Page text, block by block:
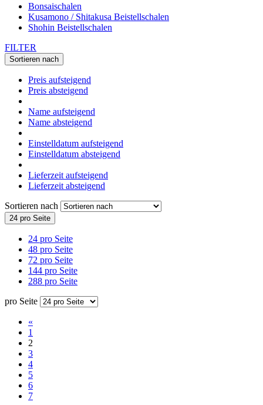
Bonsaischalen
Kusamono / Shitakusa Beistellschalen
Shohin Beistellschalen
FILTER
Sortieren nach
Preis aufsteigend
Preis absteigend
Name aufsteigend
Name absteigend
Einstelldatum aufsteigend
Einstelldatum absteigend
Lieferzeit aufsteigend
Lieferzeit absteigend
Sortieren nach
24 pro Seite
24 pro Seite
48 pro Seite
72 pro Seite
144 pro Seite
288 pro Seite
pro Seite
«
1
2
3
4
5
6
7